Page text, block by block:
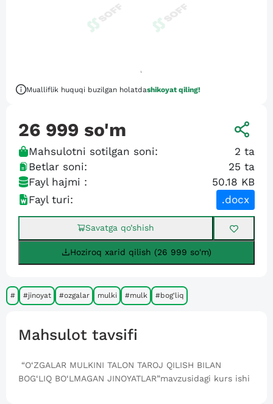
Mualliflik huquqi buzilgan holatdashikoyat qiling!
26 999 so'm
Mahsulotni sotilgan soni: 2 ta
Betlar soni:
25 ta
Fayl hajmi :
50.18 KB
Fayl turi:
.docx
Savatga qo’shish
Hoziroq xarid qilish (26 999 so'm)
# #jinoyat #ozgalar mulki #mulk #bog'liq
Mahsulot tavsifi
“O‘ZGALAR MULKINI TALON TAROJ QILISH BILAN
BOG‘LIQ BO‘LMAGAN JINOYATLAR”mavzusidagi kurs ishi